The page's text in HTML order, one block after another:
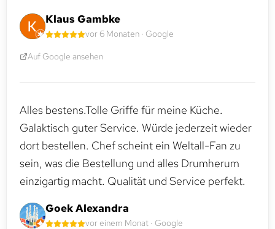
Klaus Gambke
vor 6 Monaten · Google
Auf Google ansehen
Alles bestens.Tolle Griffe für meine Küche.
Galaktisch guter Service. Würde jederzeit wieder
dort bestellen. Chef scheint ein Weltall-Fan zu
sein, was die Bestellung und alles Drumherum
einzigartig macht. Qualität und Service perfekt.
Goek Alexandra
vor einem Monat · Google